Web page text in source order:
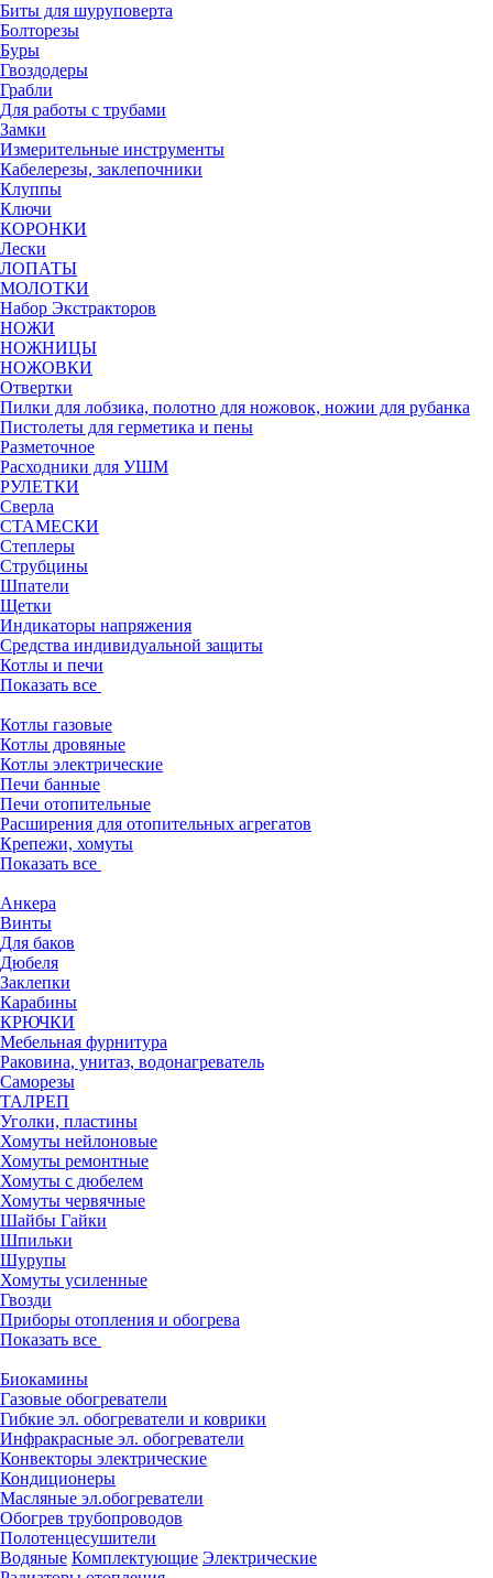
Биты для шуруповерта
Болторезы
Буры
Гвоздодеры
Грабли
Для работы с трубами
Замки
Измерительные инструменты
Кабелерезы, заклепочники
Клуппы
Ключи
КОРОНКИ
Лески
ЛОПАТЫ
МОЛОТКИ
Набор Экстракторов
НОЖИ
НОЖНИЦЫ
НОЖОВКИ
Отвертки
Пилки для лобзика, полотно для ножовок, ножии для рубанка
Пистолеты для герметика и пены
Разметочное
Расходники для УШМ
РУЛЕТКИ
Сверла
СТАМЕСКИ
Степлеры
Струбцины
Шпатели
Щетки
Индикаторы напряжения
Средства индивидуальной защиты
Котлы и печи
Показать все
Котлы газовые
Котлы дровяные
Котлы электрические
Печи банные
Печи отопительные
Расширения для отопительных агрегатов
Крепежи, хомуты
Показать все
Анкера
Винты
Для баков
Дюбеля
Заклепки
Карабины
КРЮЧКИ
Мебельная фурнитура
Раковина, унитаз, водонагреватель
Саморезы
ТАЛРЕП
Уголки, пластины
Хомуты нейлоновые
Хомуты ремонтные
Хомуты с дюбелем
Хомуты червячные
Шайбы Гайки
Шпильки
Шурупы
Хомуты усиленные
Гвозди
Приборы отопления и обогрева
Показать все
Биокамины
Газовые обогреватели
Гибкие эл. обогреватели и коврики
Инфракрасные эл. обогреватели
Конвекторы электрические
Кондиционеры
Масляные эл.обогреватели
Обогрев трубопроводов
Полотенцесушители
Водяные Комплектующие Электрические